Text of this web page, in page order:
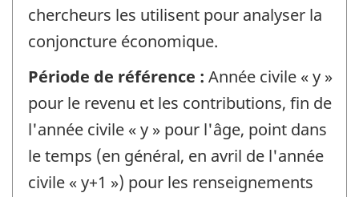
chercheurs les utilisent pour analyser la
conjoncture économique.
Période de référence : Année civile « y »
pour le revenu et les contributions, fin de
l'année civile « y » pour l'âge, point dans
le temps (en général, en avril de l'année
civile « y+1 ») pour les renseignements